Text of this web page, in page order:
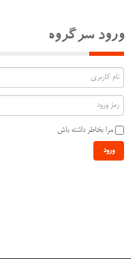
ورود سرگروه
مرا بخاطر داشته باش
ورود